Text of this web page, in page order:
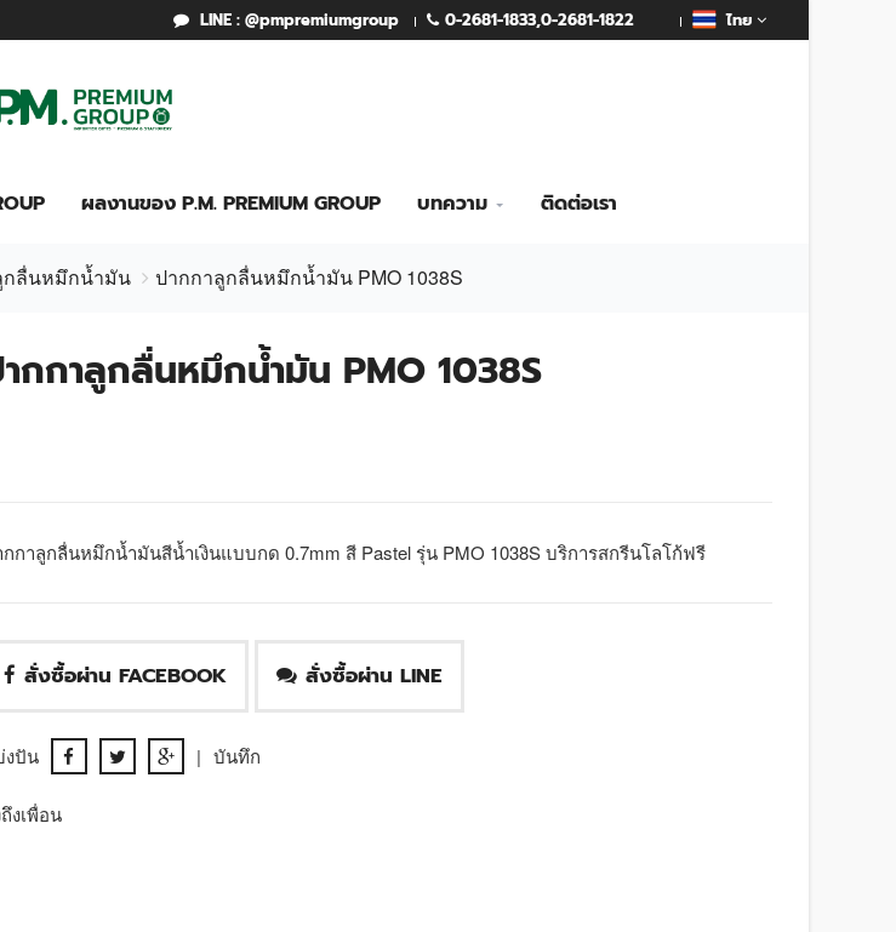
LINE : @pmpremiumgroup 0-2681-1833,0-2681-1822 ไทย
ผลงานของ P.M. PREMIUM GROUP บทความ ติดต่อเรา
กลื่นหมึกน้ำมัน ปากกาลูกลื่นหมึกน้ำมัน PMO 1038S
กกาลูกลื่นหมึกน้ำมัน PMO 1038S
กาลูกลื่นหมึกน้ำมันสีน้ำเงินแบบกด 0.7mm สี Pastel รุ่น PMO 1038S บริการสกรีนโลโก้ฟรี
สั่งซื้อผ่าน FACEBOOK สั่งซื้อผ่าน LINE
งปัน | บันทึก
งเพื่อน